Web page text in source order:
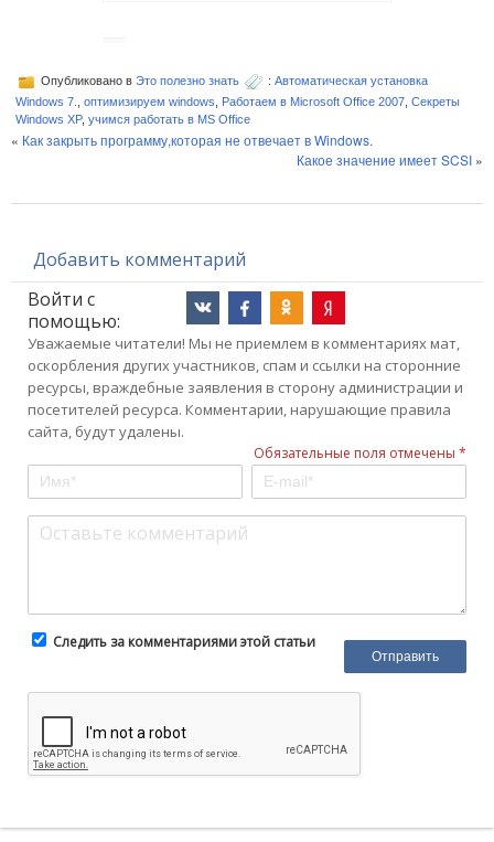
Опубликовано в Это полезно знать : Автоматическая установка
Windows 7.
оптимизируем windows Работаем в Microsoft Office 2007 Секреты
Windows XP, учимся работать в MS Office
« Как закрыть программу,которая не отвечает в Windows.
Какое значение имеет SCSI »
Добавить комментарий
Войти с
помощью:
Уважаемые читатели! Мы не приемлем в комментариях мат,
оскорбления других участников, спам и ссылки на сторонние
ресурсы, враждебные заявления в сторону администрации и
посетителей ресурса. Комментарии, нарушающие правила
сайта, будут удалены.
Обязательные поля отмечены *
Следить за комментариями этой статьи